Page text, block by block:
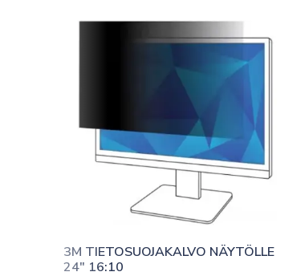
3M TIETOSUOJAKALVO NÄYTÖLLE
24″ 16:10